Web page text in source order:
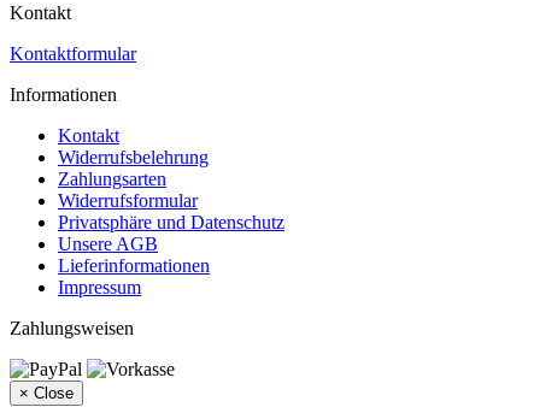
Kontakt
Kontaktformular
Informationen
Kontakt
Widerrufsbelehrung
Zahlungsarten
Widerrufsformular
Privatsphäre und Datenschutz
Unsere AGB
Lieferinformationen
Impressum
Zahlungsweisen
× Close